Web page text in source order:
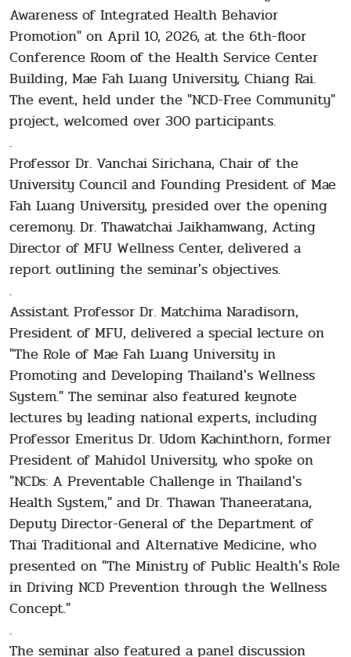
Awareness of Integrated Health Behavior
Promotion" on April 10, 2026, at the 6th-floor
Conference Room of the Health Service Center
Building, Mae Fah Luang University, Chiang Rai.
The event, held under the "NCD-Free Community"
project, welcomed over 300 participants.
.
Professor Dr. Vanchai Sirichana, Chair of the
University Council and Founding President of Mae
Fah Luang University, presided over the opening
ceremony. Dr. Thawatchai Jaikhamwang, Acting
Director of MFU Wellness Center, delivered a
report outlining the seminar's objectives.
.
Assistant Professor Dr. Matchima Naradisorn,
President of MFU, delivered a special lecture on
"The Role of Mae Fah Luang University in
Promoting and Developing Thailand's Wellness
System." The seminar also featured keynote
lectures by leading national experts, including
Professor Emeritus Dr. Udom Kachinthorn, former
President of Mahidol University, who spoke on
"NCDs: A Preventable Challenge in Thailand's
Health System," and Dr. Thawan Thaneeratana,
Deputy Director-General of the Department of
Thai Traditional and Alternative Medicine, who
presented on "The Ministry of Public Health's Role
in Driving NCD Prevention through the Wellness
Concept."
.
The seminar also featured a panel discussion